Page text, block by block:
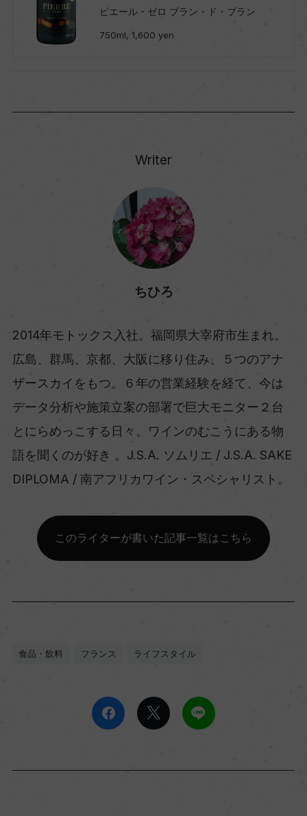
ピエール・ゼロ ブラン・ド・ブラン
750ml, 1,600 yen
Writer
ちひろ
2014年モトックス入社。福岡県大宰府市生まれ。
広島、群馬、京都、大阪に移り住み、５つのアナ
ザースカイをもつ。６年の営業経験を経て、今は
データ分析や施策立案の部署で巨大モニター２台
とにらめっこする日々。ワインのむこうにある物
語を聞くのが好き 。J.S.A. ソムリエ / J.S.A. SAKE
DIPLOMA / 南アフリカワイン・スペシャリスト。
このライターが書いた記事一覧はこちら
食品・飲料 フランス ライフスタイル